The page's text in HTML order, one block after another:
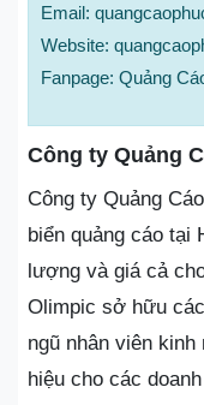
Email:
Website:
Fanpage: Quảng
Công ty Quảng
Công ty Quảng
biển quảng cáo tại
lượng và giá cả
Olimpic sở hữu
ngũ nhân viên
hiệu cho các